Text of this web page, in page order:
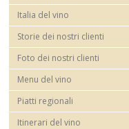
Italia del vino
Storie dei nostri clienti
Foto dei nostri clienti
Menu del vino
Piatti regionali
Itinerari del vino